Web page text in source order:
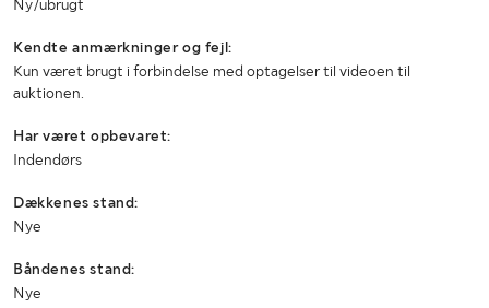
Ny/ubrugt
Kendte anmærkninger og fejl:
Kun været brugt i forbindelse med optagelser til videoen til
auktionen.
Har været opbevaret:
Indendørs
Dækkenes stand:
Nye
Båndenes stand:
Nye